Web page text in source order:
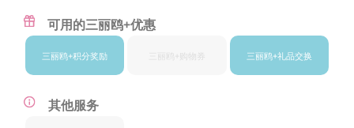
可用的三丽鸥+优惠
三丽鸥+积分奖励 三丽鸥+ 三丽鸥+礼品交换
其他服务